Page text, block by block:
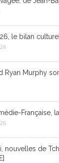
le bilan
Ryan Murphy
Française,
nouvelles de